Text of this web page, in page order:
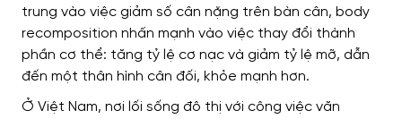
trung vào việc giảm số cân nặng trên bàn cân, body
recomposition nhấn mạnh vào việc thay đổi thành
phần cơ thể: tăng tỷ lệ cơ nạc và giảm tỷ lệ mỡ, dẫn
đến một thân hình cân đối, khỏe mạnh hơn.
Ở Việt Nam, nơi lối sống đô thị với công việc văn